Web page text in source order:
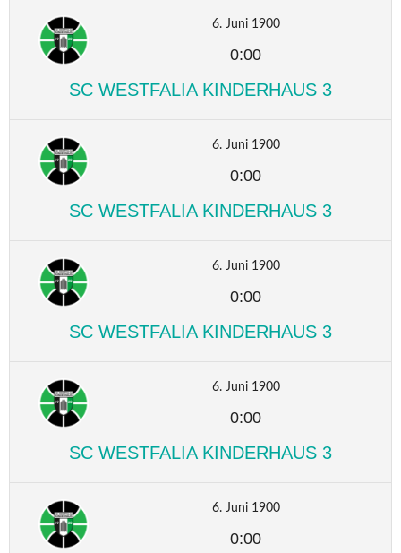
6. Juni 1900
0:00
SC WESTFALIA KINDERHAUS 3
6. Juni 1900
0:00
SC WESTFALIA KINDERHAUS 3
6. Juni 1900
0:00
SC WESTFALIA KINDERHAUS 3
6. Juni 1900
0:00
SC WESTFALIA KINDERHAUS 3
6. Juni 1900
0:00